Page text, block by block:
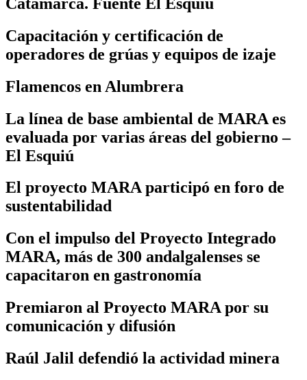
Capacitación y certificación de
operadores de grúas y equipos de izaje
Flamencos en Alumbrera
La línea de base ambiental de MARA es
evaluada por varias áreas del gobierno –
El Esquiú
El proyecto MARA participó en foro de
sustentabilidad
Con el impulso del Proyecto Integrado
MARA, más de 300 andalgalenses se
capacitaron en gastronomía
Premiaron al Proyecto MARA por su
comunicación y difusión
Raúl Jalil defendió la actividad minera